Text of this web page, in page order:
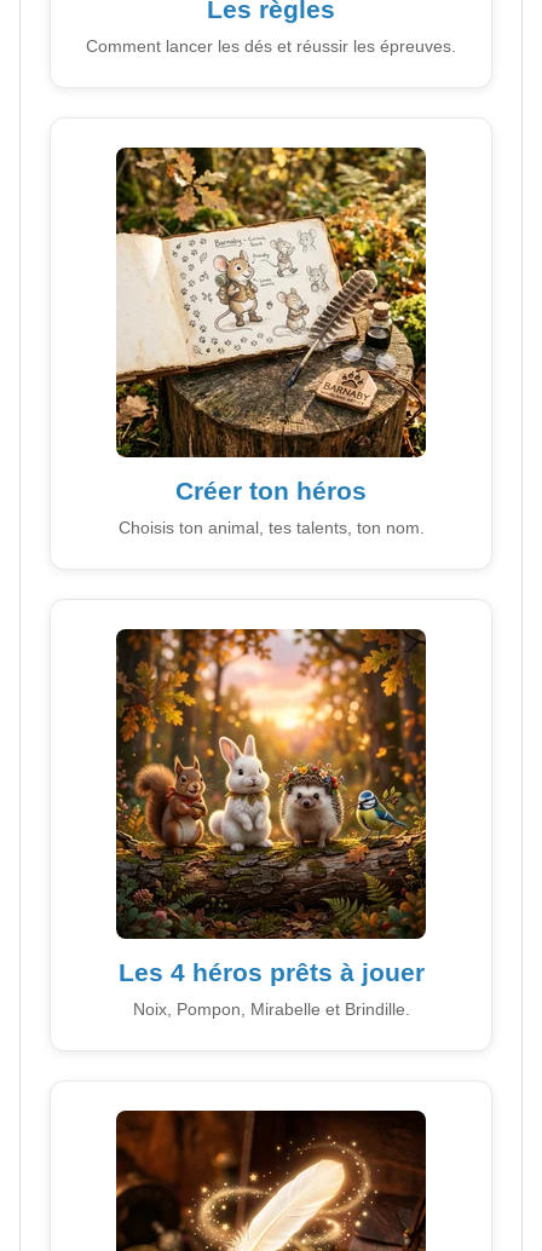
Les règles
Comment lancer les dés et réussir les épreuves.
Créer ton héros
Choisis ton animal, tes talents, ton nom.
Les 4 héros prêts à jouer
Noix, Pompon, Mirabelle et Brindille.